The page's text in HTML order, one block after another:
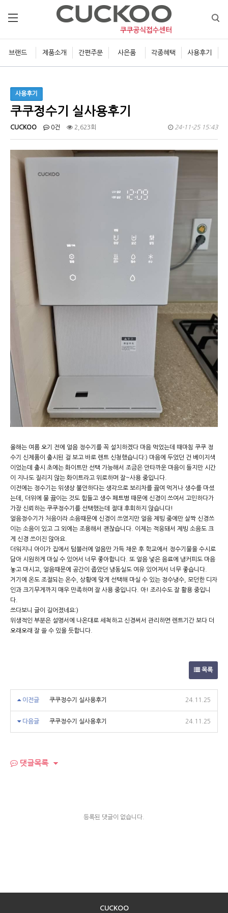
브랜드 제품소개 간편주문 사은품 각종혜택 사용후기
사용후기
쿠쿠정수기 실사용후기
CUCKOO 0건 2,623회 24-11-25 15:43
올해는 여름 오기 전에 얼음 정수기를 꼭 설치하겠다 마음 먹었는데 때마침 쿠쿠 정
수기 신제품이 출시된 걸 보고 바로 렌트 신청했습니다:) 마음에 두었던 건 베이지색
이었는데 출시 초에는 화이트만 선택 가능해서 조금은 안타까운 마음이 들지만 시간
이 지나도 질리지 않는 화이트라고 위로하며 잘~사용 중입니다.
이전에는 정수기는 위생상 불안하다는 생각으로 보리차를 끓여 먹거나 생수를 마셨
는데, 더위에 물 끓이는 것도 힘들고 생수 페트병 때문에 신경이 쓰여서 고민하다가
가장 신뢰하는 쿠쿠정수기를 선택했는데 절대 후회하지 않습니다!
얼음정수기가 처음이라 소음때문에 신경이 쓰였지만 얼음 제빙 중에만 살짝 신경쓰
이는 소음이 있고 그 외에는 조용해서 괜찮습니다. 이제는 적응돼서 제빙 소음도 크
게 신경 쓰이진 않아요.
더워지니 아이가 집에서 텀블러에 얼음만 가득 채운 후 학교에서 정수기물을 수시로
담아 시원하게 마실 수 있어서 너무 좋아합니다. 또 얼음 넣은 음료에 냉커피도 마음
놓고 마시고, 얼음때문에 공간이 좁았던 냉동실도 여유 있어져서 너무 좋습니다.
거기에 온도 조절되는 온수, 상황에 맞게 선택해 마실 수 있는 정수냉수, 모던한 디자
인과 크기무게까지 매우 만족하며 잘 사용 중입니다. 아! 조리수도 잘 활용 중입니
다.
쓰다보니 글이 길어졌네요:)
위생적인 부분은 설명서에 나온대로 세척하고 신경써서 관리하면 렌트기간 보다 더
오래오래 잘 쓸 수 있을 듯합니다.
목록
이전글 쿠쿠정수기 실사용후기 24.11.25
다음글 쿠쿠정수기 실사용후기 24.11.25
댓글목록
등록된 댓글이 없습니다.
CUCKOO